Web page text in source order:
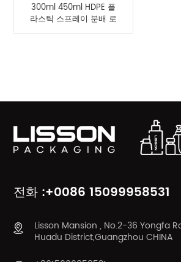
300ml 450ml HDPE 플
라스틱 스프레이 분배 로
션 병 도매
전화 :+0086 15099958531
Lisson Mansion , No.2-36 Yongfa
Huadu District,Guangzhou CHINA